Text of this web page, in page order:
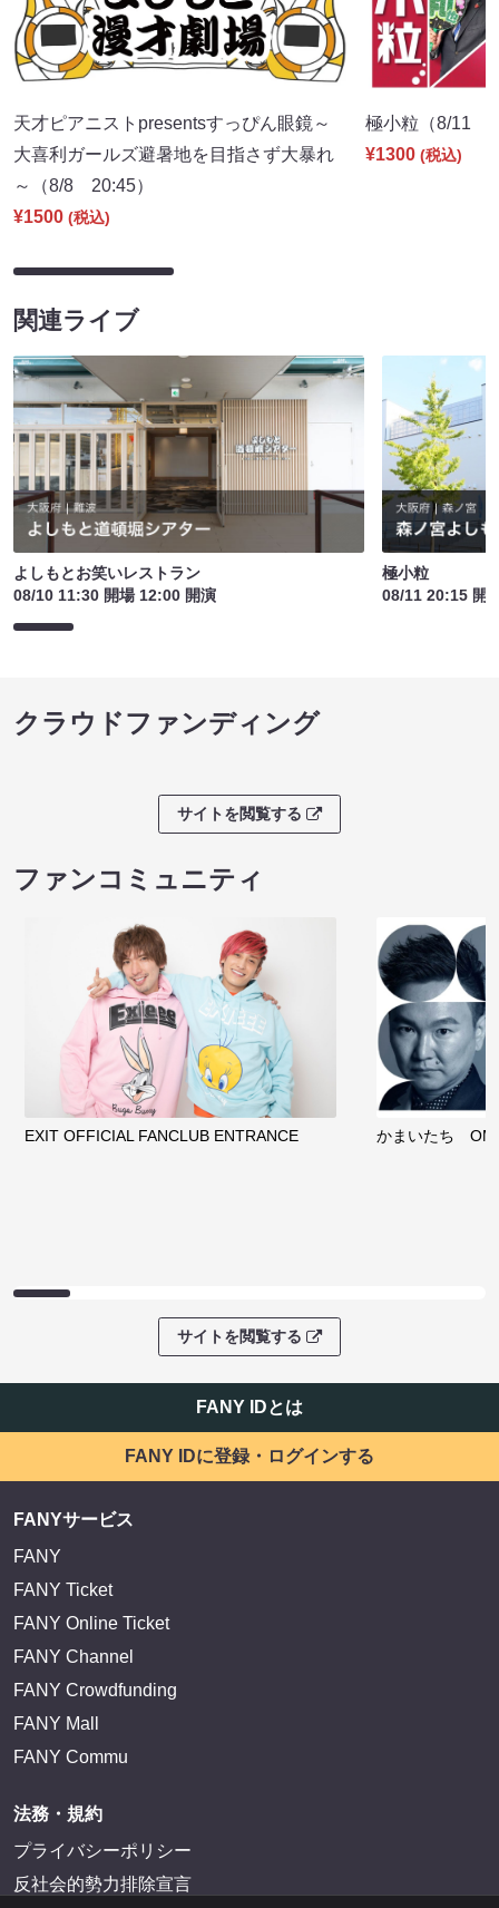
天才ピアニストpresentsすっぴん眼鏡～
大喜利ガールズ避暑地を目指さず大暴れ
～（8/8 20:45）
¥1500 (税込)
極小粒（8/11
¥1300 (税込)
関連ライブ
よしもとお笑いレストラン
08/10 11:30 開場 12:00 開演
極小粒
08/11 20:15 開
クラウドファンディング
サイトを閲覧する
ファンコミュニティ
EXIT OFFICIAL FANCLUB ENTRANCE かまいたち
サイトを閲覧する
FANY IDとは
FANY IDに登録・ログインする
FANYサービス
FANY
FANY Ticket
FANY Online Ticket
FANY Channel
FANY Crowdfunding
FANY Mall
FANY Commu
法務・規約
プライバシーポリシー
反社会的勢力排除宣言